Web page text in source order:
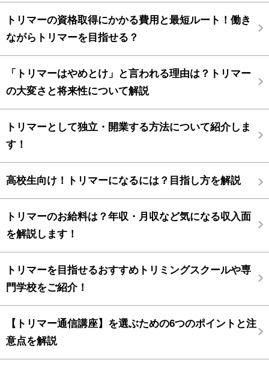
トリマーの資格取得にかかる費用と最短ルート！働き
ながらトリマーを目指せる？
「トリマーはやめとけ」と言われる理由は？トリマー
の大変さと将来性について解説
トリマーとして独立・開業する方法について紹介しま
す！
高校生向け！トリマーになるには？目指し方を解説
トリマーのお給料は？年収・月収など気になる収入面
を解説します！
トリマーを目指せるおすすめトリミングスクールや専
門学校をご紹介！
【トリマー通信講座】を選ぶための6つのポイントと注
意点を解説